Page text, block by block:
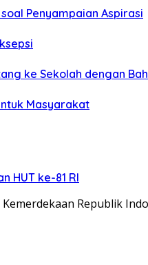
Penyampaian Aspirasi
ke Sekolah dengan
Masyarakat
HUT ke-81 RI
Republik